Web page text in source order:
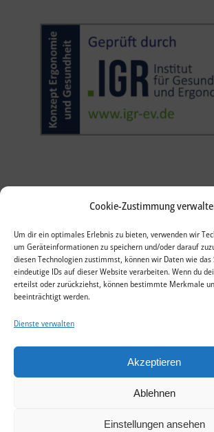
Cookie-Zustimmung
Um dir ein optimales Erlebnis zu bieten, verwenden wir
um Geräteinformationen zu speichern und/oder darauf
diesen Technologien zustimmst, können wir Daten wie
eindeutige IDs auf dieser Website verarbeiten. Wenn du
erteilst oder zurückziehst, können bestimmte Merkmale
beeinträchtigt werden.
Dienste verwalten
Akzeptieren
Ablehnen
Einstellungen ansehen